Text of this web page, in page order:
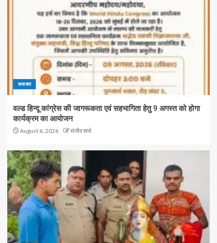
समाचार
वल्ड हिन्दू कांग्रेस की जागरूकता एवं सहभागिता हेतु 9 अगस्त को होगा
कार्यक्रम का आयोजन
August 6, 2026 संजीव शर्मा